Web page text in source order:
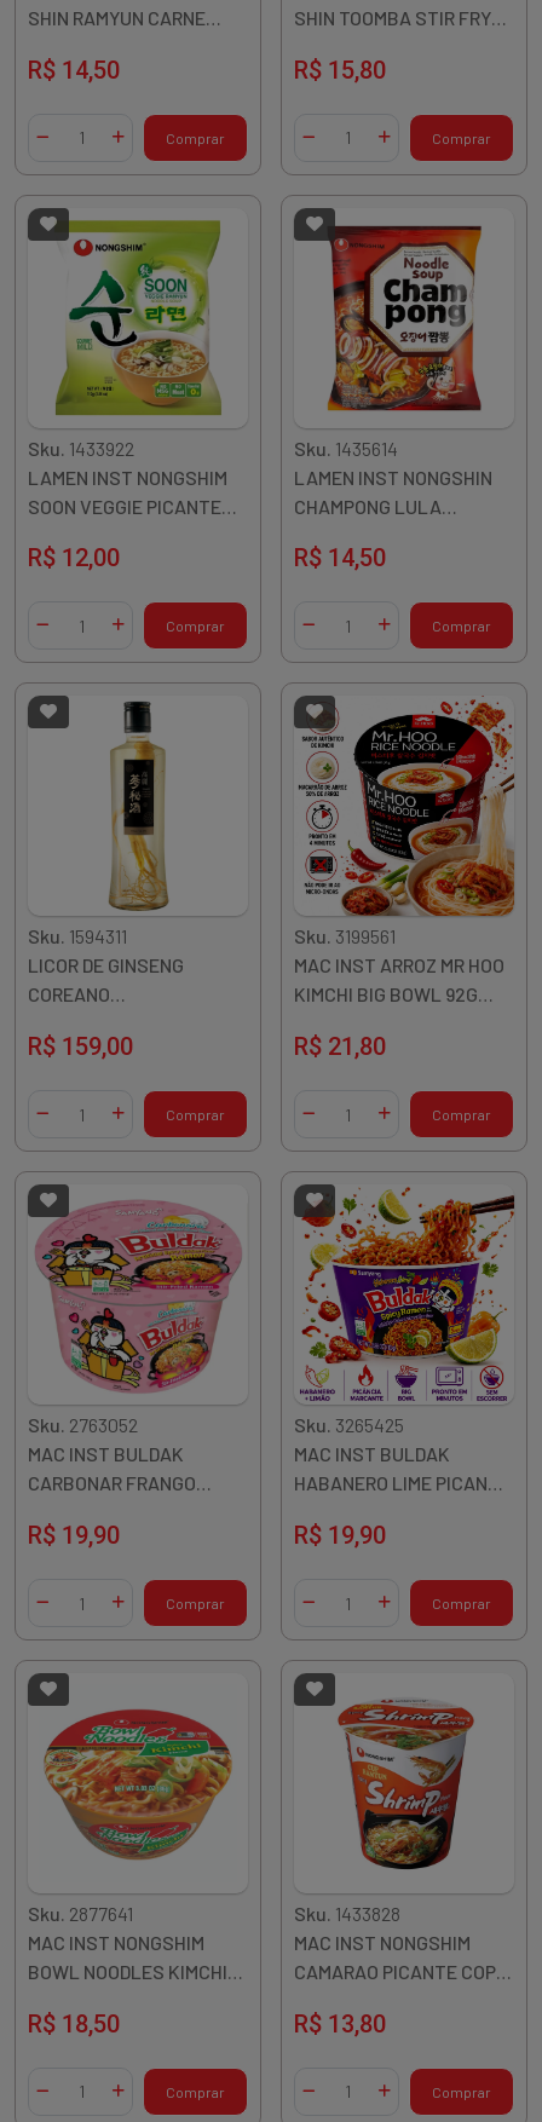
SHIN RAMYUN CARNE
R$ 14,50
Diminuir QuantidadeAdicionar Quantidade
Comprar
SHIN TOOMBA STIR FRY
R$ 15,80
Diminuir QuantidadeAdicionar Quantidade
Comprar
Sku. 1433922
LAMEN INST NONGSHIM
SOON VEGGIE PICANTE
R$ 12,00
Diminuir QuantidadeAdicionar Quantidade
Comprar
Sku. 1435614
LAMEN INST NONGSHIN
CHAMPONG LULA
R$ 14,50
Diminuir QuantidadeAdicionar Quantidade
Comprar
Sku. 1594311
LICOR DE GINSENG
COREANO
COREIA
R$ 159,00
Diminuir QuantidadeAdicionar Quantidade
Comprar
Sku. 3199561
MAC INST ARROZ MR HOO
KIMCHI BIG BOWL 92G
R$ 21,80
Diminuir QuantidadeAdicionar Quantidade
Comprar
Sku. 2763052
MAC INST BULDAK
CARBONAR FRANGO
COREIA
R$ 19,90
Diminuir QuantidadeAdicionar Quantidade
Comprar
Sku. 3265425
MAC INST BULDAK
HABANERO LIME PICANTE
R$ 19,90
Diminuir QuantidadeAdicionar Quantidade
Comprar
Sku. 2877641
MAC INST NONGSHIM
BOWL NOODLES KIMCHI
R$ 18,50
Diminuir QuantidadeAdicionar Quantidade
Comprar
Sku. 1433828
MAC INST NONGSHIM
CAMARAO PICANTE COPO
R$ 13,80
Diminuir QuantidadeAdicionar Quantidade
Comprar